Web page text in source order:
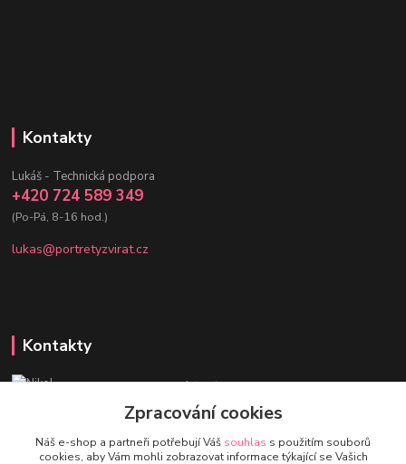
Kontakty
Lukáš - Technická podpora
+420 724 589 349
(Po-Pá, 8-16 hod.)
lukas@portretyzvirat.cz
Kontakty
Nikol - Srdce Portrétů zvířat
+420 736 432 678
(Po-Pá, 8-16 hod.)
Zpracování cookies
Náš e-shop a partneři potřebují Váš souhlas s použitím souborů
cookies, aby Vám mohli zobrazovat informace týkající se Vašich